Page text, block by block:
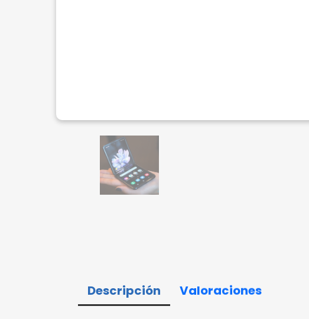
Descripción Valoraciones